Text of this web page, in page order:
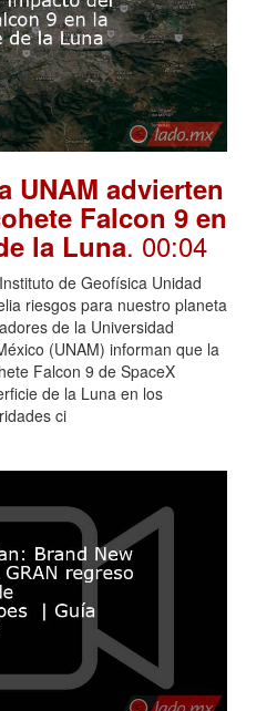
UNAM advierten
Falcon 9 en
la Luna. 00:04
de Geofísica Unidad
riesgos para nuestro planeta
de la Universidad
(UNAM) informan que la
Falcon 9 de SpaceX
de la Luna en los
ci